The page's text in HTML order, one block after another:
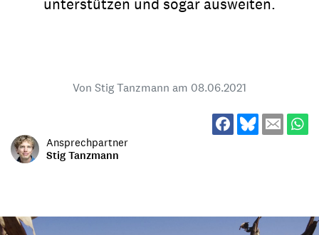
unterstützen und sogar ausweiten.
Von Stig Tanzmann am 08.06.2021
Ansprechpartner
Stig Tanzmann